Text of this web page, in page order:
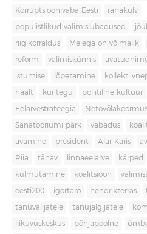
Korruptsioonivaba Eesti rahakülv
populistlikud valimislubadused
riigikorraldus Meiega on võimalik
reform valimiskünnis
istumise lõpetamine
häält kuritegu poliitiline kultuur
Eelarvestrateegia Netovõlakoormus
Sanatooriumi park vabadus
avamine president Alar Karis
Riia tänav linnaeelarve kärped
külmutamine koalitsioon
eesti200 igortaro hendrikterras
tänuvalijatele tänujälgijatele
liikuvuskeskus põhjapoolne